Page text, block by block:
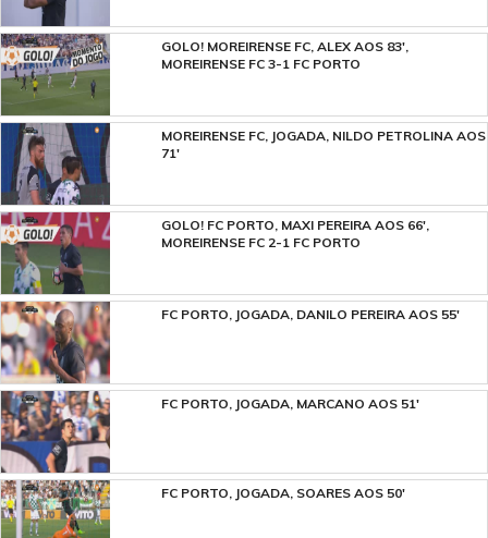
GOLO! MOREIRENSE FC, ALEX AOS 83',
MOREIRENSE FC 3-1 FC PORTO
MOREIRENSE FC, JOGADA, NILDO PETROLINA AOS
71'
GOLO! FC PORTO, MAXI PEREIRA AOS 66',
MOREIRENSE FC 2-1 FC PORTO
FC PORTO, JOGADA, DANILO PEREIRA AOS 55'
FC PORTO, JOGADA, MARCANO AOS 51'
FC PORTO, JOGADA, SOARES AOS 50'